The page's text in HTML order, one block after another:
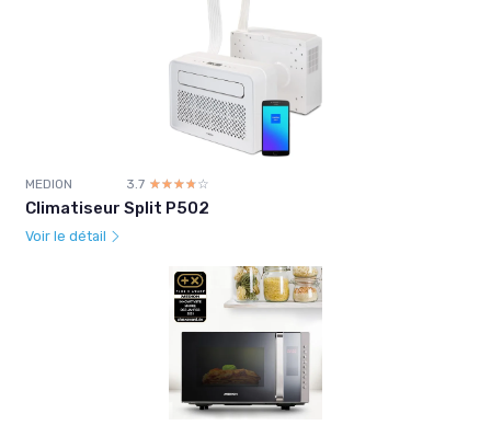
MEDION 3.7 ☆☆☆☆☆
★★★★★
Climatiseur Split P502
Voir le détail